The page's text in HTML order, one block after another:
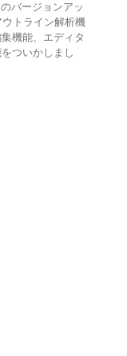
バージョンアッ
トライン解析機
機能、エディタ
ついかしまし